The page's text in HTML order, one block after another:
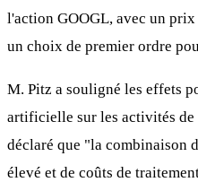
l'action GOOGL, avec un
un choix de premier ordre
M. Pitz a souligné les effets
artificielle sur les activités
déclaré que "la combinaison
élevé et de coûts de